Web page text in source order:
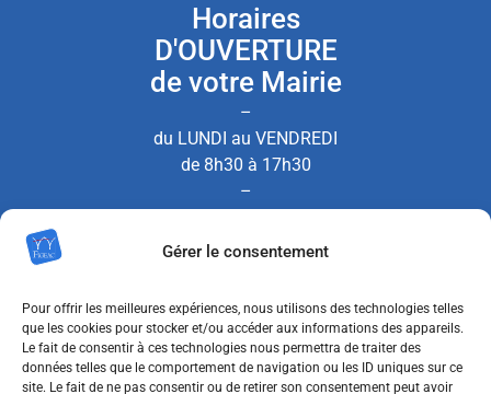
Gérer le consentement
Pour offrir les meilleures expériences, nous utilisons des technologies telles
que les cookies pour stocker et/ou accéder aux informations des appareils.
Le fait de consentir à ces technologies nous permettra de traiter des
données telles que le comportement de navigation ou les ID uniques sur ce
site. Le fait de ne pas consentir ou de retirer son consentement peut avoir
Horaires
D'OUVERTURE
de votre Mairie
–
du LUNDI au VENDREDI
de 8h30 à 17h30
–
Nous contacter